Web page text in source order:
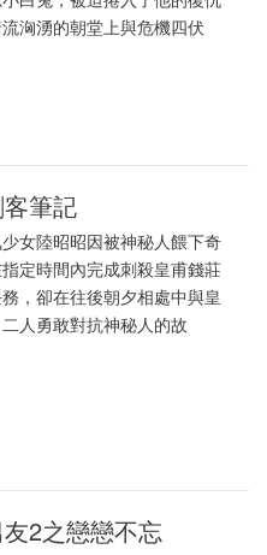
洶湧的朝堂上與危機四伏
筆記
女陸昭昭因被神秘人餵下奇
定時間內完成刺殺皇甫錢莊
，卻在往後朝夕相處中與皇
人勇敢對抗神秘人的故
2之戀戀不忘